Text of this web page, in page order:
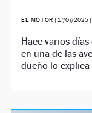
EL MOTOR | 17/07/2025|
Hace varios
en una de las
dueño lo explica